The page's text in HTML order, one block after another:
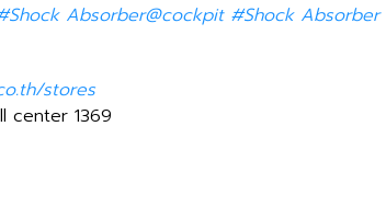
Absorber@cockpit #Shock Absorber
stores
center 1369